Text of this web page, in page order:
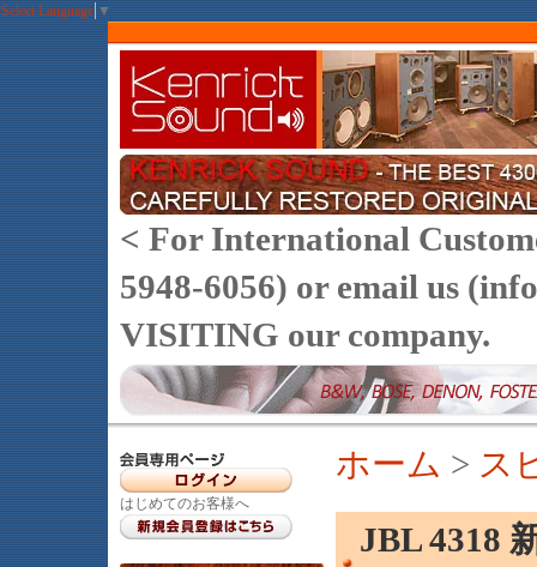
Select Language ▼
< For International
5948-6056) or email us
VISITING our company.
はじめてのお客様へ
ホーム > ス
JBL 4318